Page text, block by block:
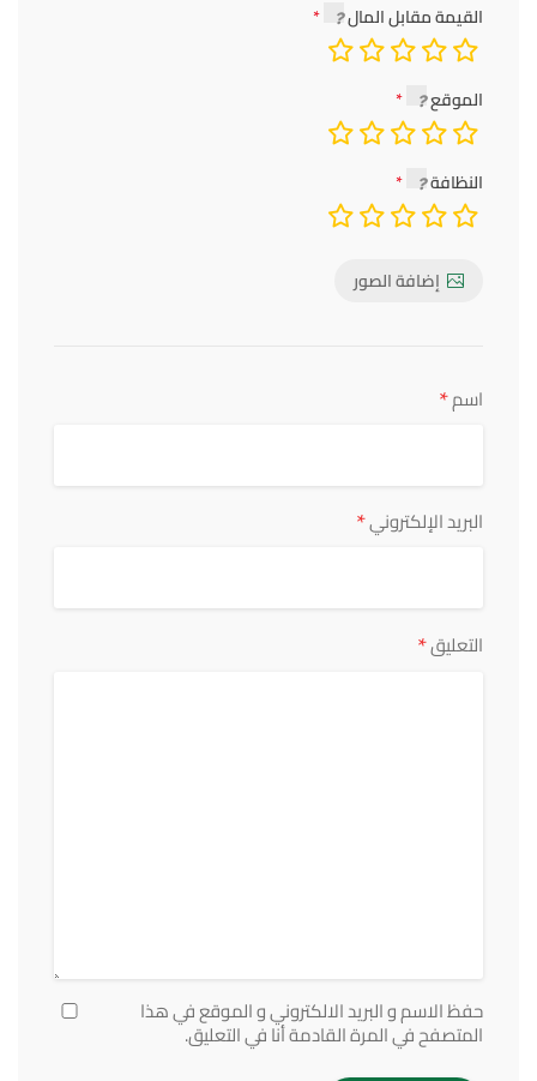
القيمة مقابل المال
الموقع
النظافة
إضافة الصور
اسم*
البريد الإلكتروني*
التعليق*
حفظ الاسم و البريد الالكتروني و الموقع في هذا
المتصفح في المرة القادمة أنا في التعليق.